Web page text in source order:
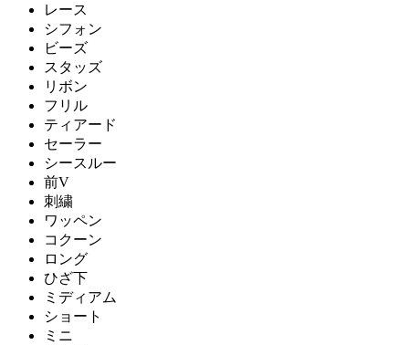
レース
シフォン
ビーズ
スタッズ
リボン
フリル
ティアード
セーラー
シースルー
前V
刺繍
ワッペン
コクーン
ロング
ひざ下
ミディアム
ショート
ミニ